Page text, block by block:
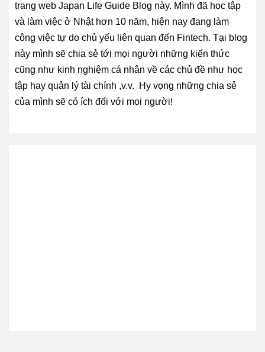
trang web Japan Life Guide Blog này. Mình đã học tập
và làm việc ở Nhật hơn 10 năm, hiện nay đang làm
công việc tự do chủ yếu liên quan đến Fintech. Tại blog
này mình sẽ chia sẻ tới mọi người những kiến thức
cũng như kinh nghiệm cá nhân về các chủ đề như học
tập hay quản lý tài chính ,v.v. Hy vọng những chia sẻ
của mình sẽ có ích đối với mọi người!